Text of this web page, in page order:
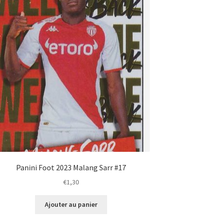
Panini Foot 2023 Malang Sarr #17
€1,30
Ajouter au panier